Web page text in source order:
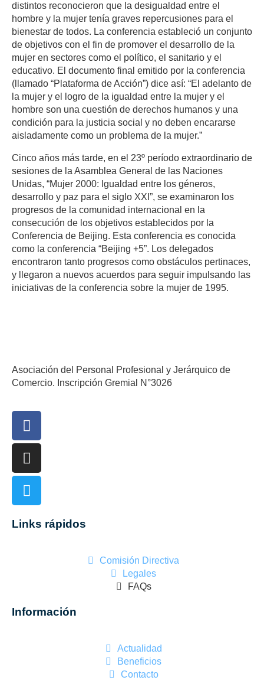
distintos reconocieron que la desigualdad entre el
hombre y la mujer tenía graves repercusiones para el
bienestar de todos. La conferencia estableció un conjunto
de objetivos con el fin de promover el desarrollo de la
mujer en sectores como el político, el sanitario y el
educativo. El documento final emitido por la conferencia
(llamado “Plataforma de Acción”) dice así: “El adelanto de
la mujer y el logro de la igualdad entre la mujer y el
hombre son una cuestión de derechos humanos y una
condición para la justicia social y no deben encararse
aisladamente como un problema de la mujer.”
Cinco años más tarde, en el 23º período extraordinario de
sesiones de la Asamblea General de las Naciones
Unidas, “Mujer 2000: Igualdad entre los géneros,
desarrollo y paz para el siglo XXI”, se examinaron los
progresos de la comunidad internacional en la
consecución de los objetivos establecidos por la
Conferencia de Beijing. Esta conferencia es conocida
como la conferencia “Beijing +5”. Los delegados
encontraron tanto progresos como obstáculos pertinaces,
y llegaron a nuevos acuerdos para seguir impulsando las
iniciativas de la conferencia sobre la mujer de 1995.
Asociación del Personal Profesional y Jerárquico de
Comercio. Inscripción Gremial N°3026
Links rápidos
Comisión Directiva
Legales
FAQs
Información
Actualidad
Beneficios
Contacto